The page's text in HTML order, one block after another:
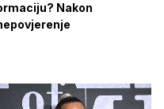
Nakon